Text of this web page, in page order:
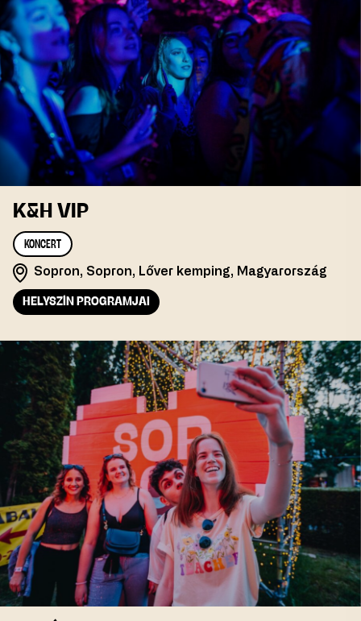
K&H VIP
KONCERT
Sopron, Sopron, Lőver kemping, Magyarország
HELYSZÍN PROGRAMJAI